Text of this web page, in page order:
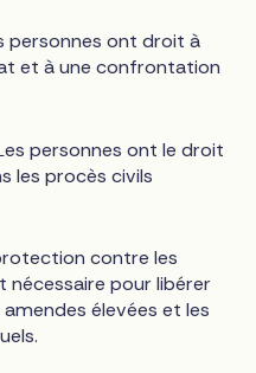
personnes ont droit à
et à une confrontation
personnes ont le droit
les procès civils
contre les
nécessaire pour libérer
élevées et les